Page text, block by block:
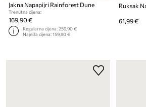
Jakna Napapijri Rainforest Dune
Trenutna cijena:
169,90 €
Regularna cijena:259,90 €
Najniža cijena:159,90 €
Ruksak
61,99 €